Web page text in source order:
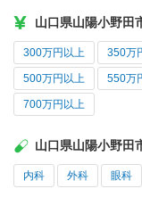
山口県山陽小野田
300万円以上 350万
500万円以上 550万
700万円以上
山口県山陽小野田
内科 外科 眼科